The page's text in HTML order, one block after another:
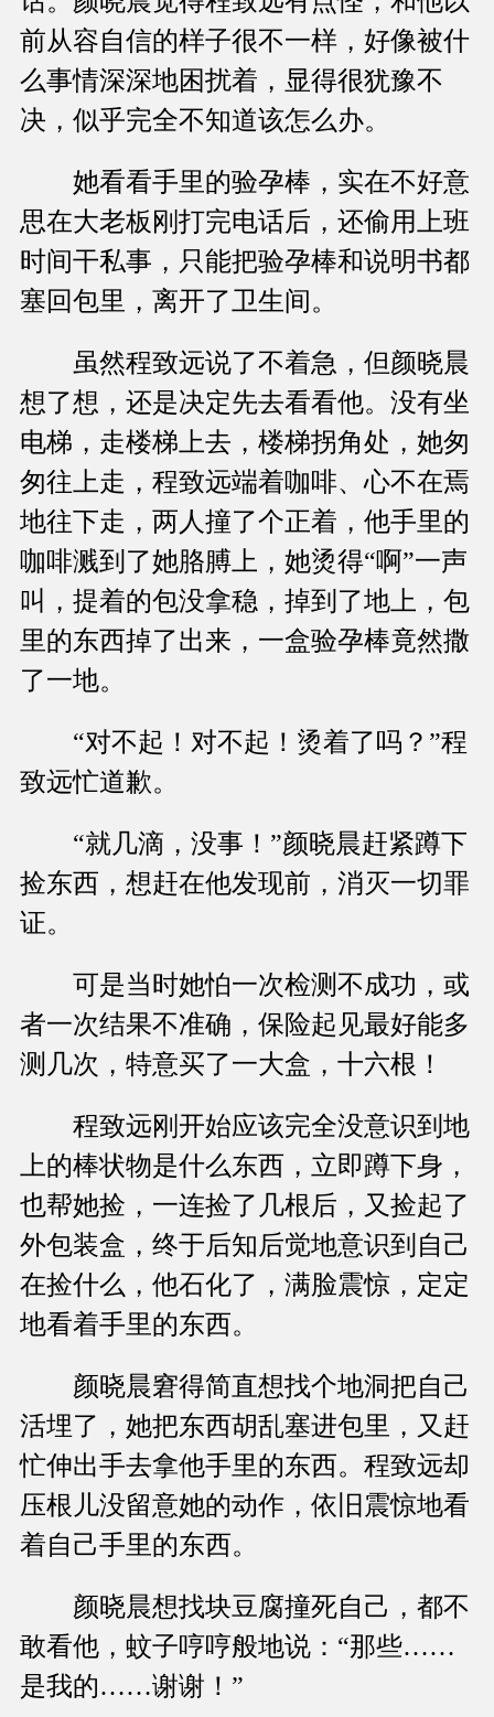
前从容自信的样子很不一样，好像被什
么事情深深地困扰着，显得很犹豫不
决，似乎完全不知道该怎么办。
她看看手里的验孕棒，实在不好意
思在大老板刚打完电话后，还偷用上班
时间干私事，只能把验孕棒和说明书都
塞回包里，离开了卫生间。
虽然程致远说了不着急，但颜晓晨
想了想，还是决定先去看看他。没有坐
电梯，走楼梯上去，楼梯拐角处，她匆
匆往上走，程致远端着咖啡、心不在焉
地往下走，两人撞了个正着，他手里的
咖啡溅到了她胳膊上，她烫得“啊”一声
叫，提着的包没拿稳，掉到了地上，包
里的东西掉了出来，一盒验孕棒竟然撒
了一地。
“对不起！对不起！烫着了吗？”程
致远忙道歉。
“就几滴，没事！”颜晓晨赶紧蹲下
捡东西，想赶在他发现前，消灭一切罪
证。
可是当时她怕一次检测不成功，或
者一次结果不准确，保险起见最好能多
测几次，特意买了一大盒，十六根！
程致远刚开始应该完全没意识到地
上的棒状物是什么东西，立即蹲下身，
也帮她捡，一连捡了几根后，又捡起了
外包装盒，终于后知后觉地意识到自己
在捡什么，他石化了，满脸震惊，定定
地看着手里的东西。
颜晓晨窘得简直想找个地洞把自己
活埋了，她把东西胡乱塞进包里，又赶
忙伸出手去拿他手里的东西。程致远却
压根儿没留意她的动作，依旧震惊地看
着自己手里的东西。
颜晓晨想找块豆腐撞死自己，都不
敢看他，蚊子哼哼般地说：“那些……
是我的……谢谢！”